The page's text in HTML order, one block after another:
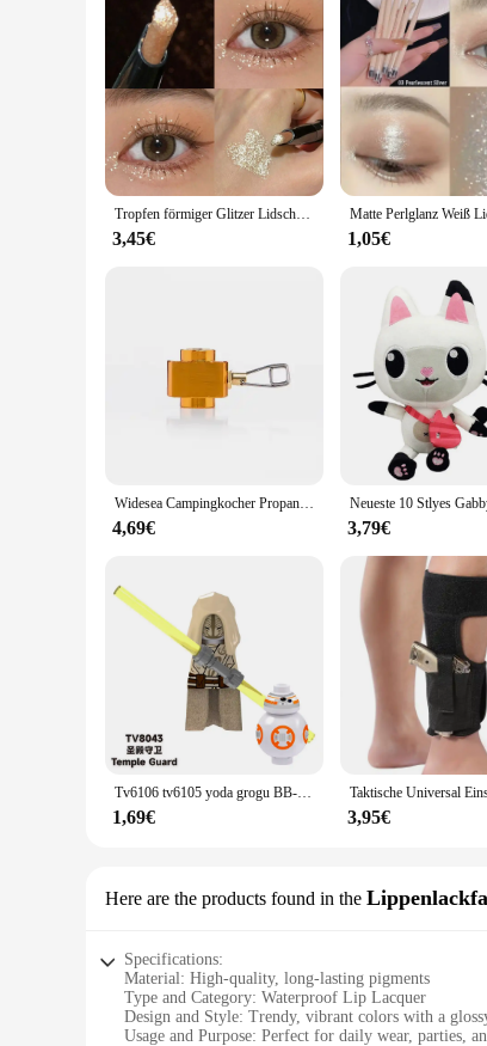
Features:
**Effortless Application and Versatility**
The wasserschwimmer Lidschatten is a versatile
touch of color to your everyday look, this eye
makeup bag. The compact size makes it perfect for
**Long-Lasting Performance and Easy Blending**
Crafted from high-quality synthetic fibers, the
for seamless application, enabling you to create a
consistent, flawless results. The eye shadow set is
**Adaptable and Accessible for Everyone**
professional makeup artists to beauty enthusiasts.
shadow set is perfect for anyone looking to
Tropfen förmiger Glitzer Lidschatten Eyeliner Bleistift Make-up wasserdicht dauerhaft schimmern hell pfirsich rosa Text marker liegend Seidenraupen stift
3,45€ 1,05€
Widesea Campingkocher Propan Nachfülladapter Gasbrenner Gasfüllung Butan Zylinder Tank LPG Saver Campingausrüstung
4,69€ 3,79€
Tv6106 tv6105 yoda grogu BB-8 luke skywalker bausteine palpatine ziegel ahsoka tano figur C-3PO tempel wächter figuren spielzeug
1,69€ 3,95€
Here are the products found in the
Specifications:
Material: High-quality, long-lasting pigments
Type and Category: Waterproof Lip Lacquer
Design and Style: Trendy, vibrant colors with a
Usage and Purpose: Perfect for daily wear, parties,